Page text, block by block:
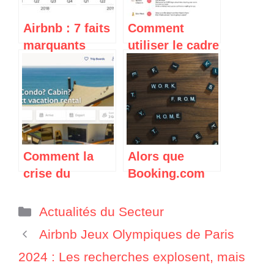
Airbnb : 7 faits
marquants
prospectus S-1
de l’IPO pour
les
gestionnaires
de propriétés
Comment
utiliser le cadre
d’expérience 11
étoiles
d’Airbnb pour
obtenir des
avis élogieux et
des clients
récurrents
Comment la
crise du
aidé Expedia
transformer un
HomeAway très
Alors que
Booking.com
« Programme
Friendly » pour
les maisons et
Catégories
Actualités du Secteur
Airbnb Jeux Olympiques de Paris
2024 : Les recherches explosent, mais